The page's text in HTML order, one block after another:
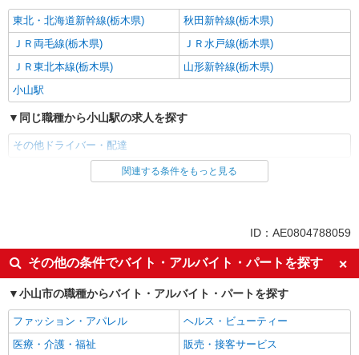
東北・北海道新幹線(栃木県)
秋田新幹線(栃木県)
ＪＲ両毛線(栃木県)
ＪＲ水戸線(栃木県)
ＪＲ東北本線(栃木県)
山形新幹線(栃木県)
小山駅
同じ職種から小山駅の求人を探す
その他ドライバー・配達
同じ雇用形態から小山駅の求人を探す
入社日応相談
即日勤務OK
友達と応募OK
職場見学OKまたは説明会あり
未経験歓迎
経験者・有資格者歓迎
女性活躍中
主婦・主夫歓迎
フリーター歓迎
学歴不問
関連する条件をもっと見る
ID：AE0804788059
その他の条件でバイト・アルバイト・パートを探す
小山市の職種からバイト・アルバイト・パートを探す
ファッション・アパレル
ヘルス・ビューティー
医療・介護・福祉
販売・接客サービス